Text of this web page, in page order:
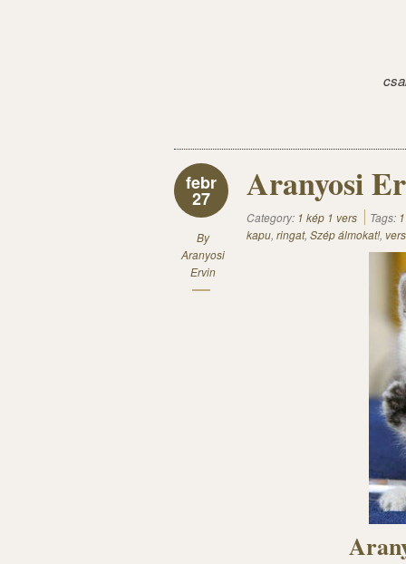
febr
27
By
Aranyosi
Ervin
Aranyosi
Category: 1 kép 1 vers Tags:
kapu, ringat, Szép álmokat!, vers